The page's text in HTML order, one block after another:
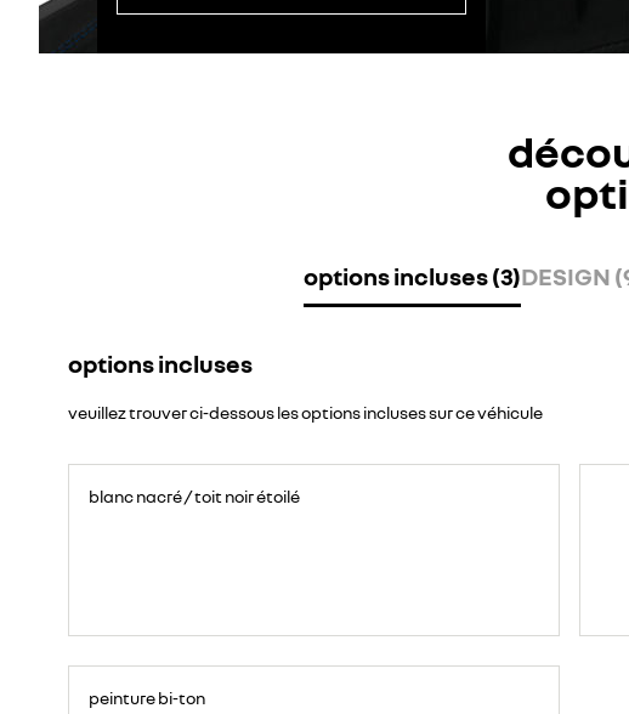
options incluses (3)DESIGN
options incluses
veuillez trouver ci-dessous les options incluses sur ce véhicule
blanc nacré / toit noir étoilé
peinture bi-ton